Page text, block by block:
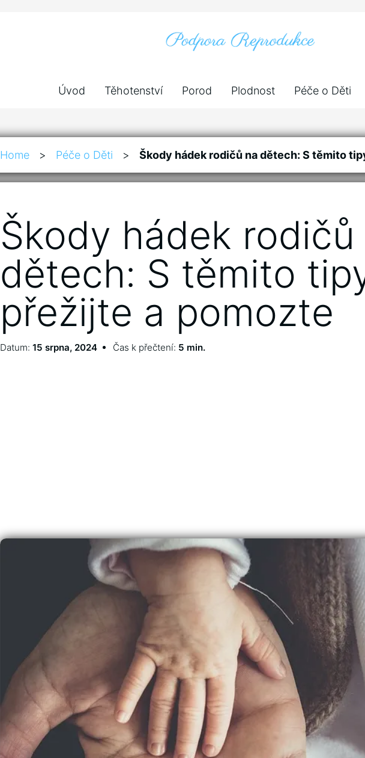
Úvod Těhotenství Porod Plodnost Péče o Děti
Home > Péče o Děti > Škody hádek rodičů na dětech: S těmito
Škody hádek rodičů
dětech: S těmito
přežijte a pomozte
Datum: 15 srpna, 2024 Čas k přečtení: 5 min.